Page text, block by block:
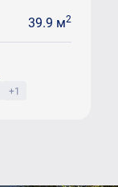
39.9 м2
+1